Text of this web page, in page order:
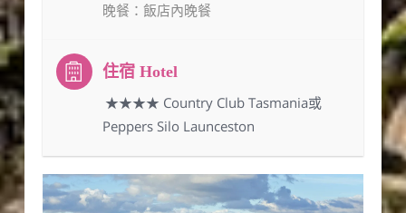
晚餐 ：飯店內晚餐
：★★★★ Country Club Tasmania或
Peppers Silo Launceston